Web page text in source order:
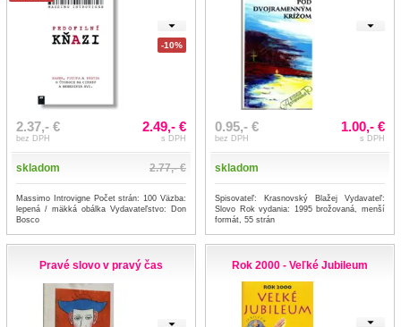
-10%
2.37,- €
bez DPH
2.49,- €
s DPH
skladom 2.77,- €
Massimo Introvigne Počet strán: 100 Väzba:
lepená / mäkká obálka Vydavateľstvo: Don
Bosco
0.95,- €
bez DPH
1.00,- €
s DPH
skladom
Spisovateľ: Krasnovský Blažej Vydavateľ:
Slovo Rok vydania: 1995 brožovaná, menší
formát, 55 strán
Pravé slovo v pravý čas Rok 2000 - Veľké Jubileum